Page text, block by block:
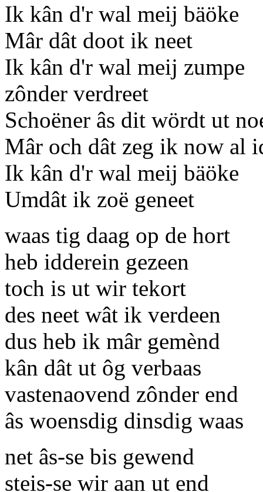
Ik kân d'r wal meij bäöke
Mâr dât doot ik neet
Ik kân d'r wal meij zumpe
zônder verdreet
Schoëner âs dit wördt ut
Mâr och dât zeg ik now al
Ik kân d'r wal meij bäöke
Umdât ik zoë geneet
waas tig daag op de hort
heb idderein gezeen
toch is ut wir tekort
des neet wât ik verdeen
dus heb ik mâr gemènd
kân dât ut ôg verbaas
vastenaovend zônder end
âs woensdig dinsdig waas
net âs-se bis gewend
steis-se wir aan ut end